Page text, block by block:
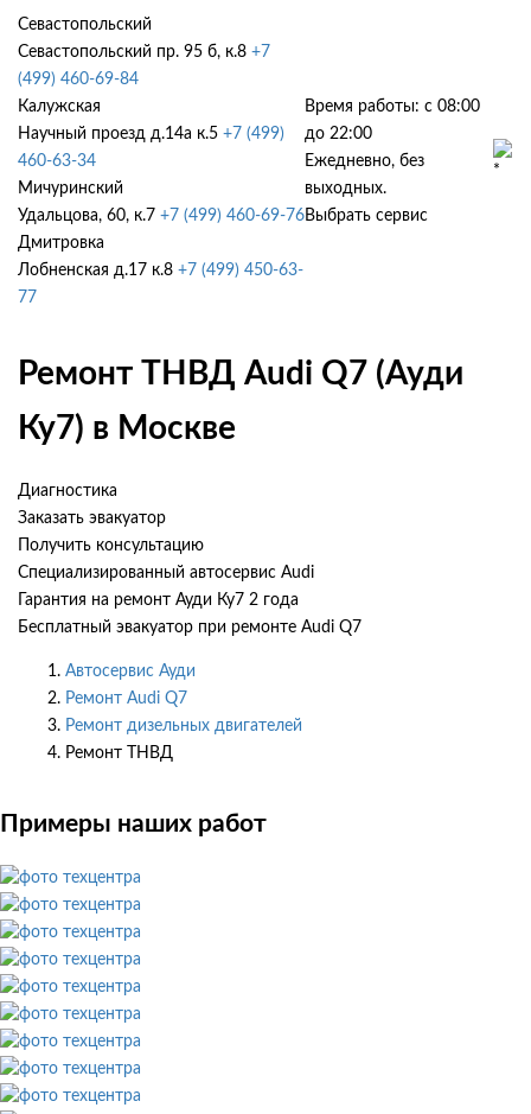
Севастопольский
Севастопольский пр. 95 б, к.8 +7
(499) 460-69-84
Калужская
Научный проезд д.14а к.5 +7 (499)
460-63-34
Мичуринский
Удальцова, 60, к.7 +7 (499) 460-69-76
Дмитровка
Лобненская д.17 к.8 +7 (499) 450-63-
77
Время работы: с 08:00
до 22:00
Ежедневно, без
выходных.
Выбрать сервис
Ремонт ТНВД Audi Q7 (Ауди
Ку7) в Москве
Диагностика
Заказать эвакуатор
Получить консультацию
Специализированный автосервис Audi
Гарантия на ремонт Ауди Ку7 2 года
Бесплатный эвакуатор при ремонте Audi Q7
Автосервис Ауди
Ремонт Audi Q7
Ремонт дизельных двигателей
Ремонт ТНВД
Примеры наших работ